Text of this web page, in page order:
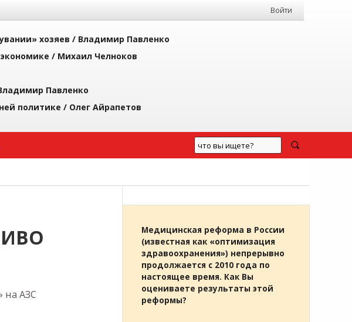
Войти
хозяев / Владимир Павленко
/ Михаил Челноков
Павленко
политике / Олег Айрапетов
на АЗС
Медицинская реформа в России
(известная как «оптимизация
здравоохранения») непрерывно
продолжается с 2010 года по
настоящее время. Как Вы
оцениваете результаты этой
реформы?